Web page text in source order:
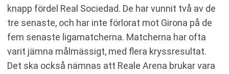
knapp fördel Real Sociedad. De har vunnit två av de
tre senaste, och har inte förlorat mot Girona på de
fem senaste ligamatcherna. Matcherna har ofta
varit jämna målmässigt, med flera kryssresultat.
Det ska också nämnas att Reale Arena brukar vara